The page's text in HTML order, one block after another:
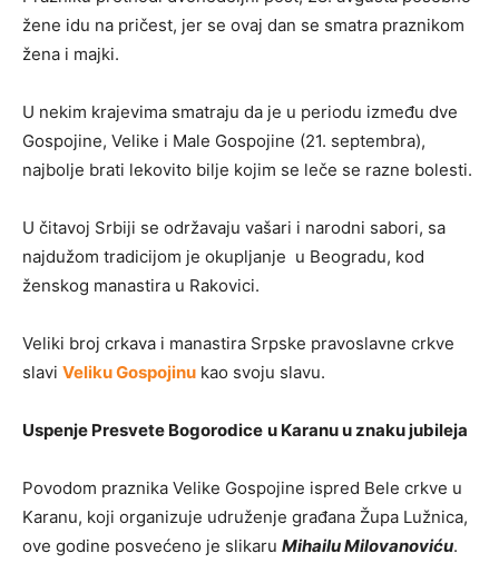
žene idu na pričest, jer se ovaj dan se smatra praznikom
žena i majki.
U nekim krajevima smatraju da je u periodu između dve
Gospojine, Velike i Male Gospojine (21. septembra),
najbolje brati lekovito bilje kojim se leče se razne bolesti.
U čitavoj Srbiji se održavaju vašari i narodni sabori, sa
najdužom tradicijom je okupljanje u Beogradu, kod
ženskog manastira u Rakovici.
Veliki broj crkava i manastira Srpske pravoslavne crkve
slavi Veliku Gospojinu kao svoju slavu.
Uspenje Presvete Bogorodice u Karanu u znaku jubileja
Povodom praznika Velike Gospojine ispred Bele crkve u
Karanu, koji organizuje udruženje građana Župa Lužnica,
ove godine posvećeno je slikaru Mihailu Milovanoviću.